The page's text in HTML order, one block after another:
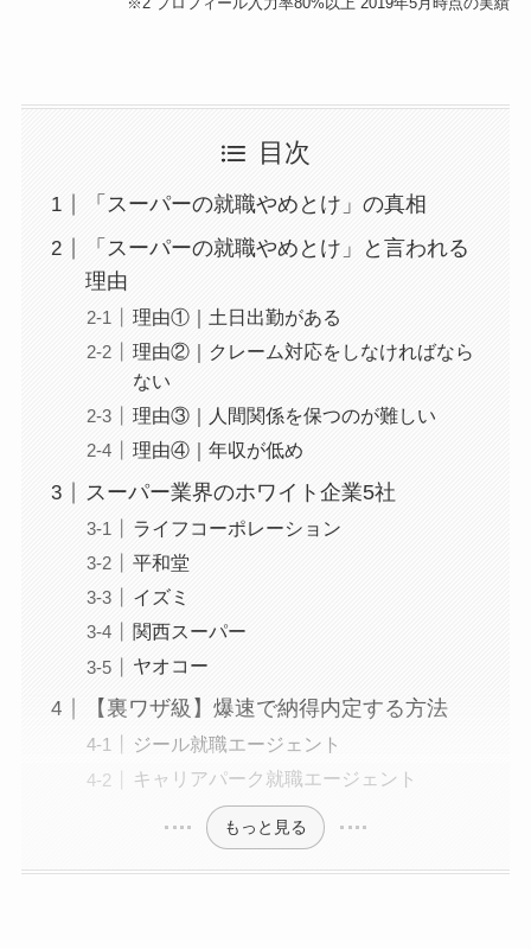
目次
「スーパーの就職やめとけ」の真相
「スーパーの就職やめとけ」と言われる
理由
理由①｜土日出勤がある
理由②｜クレーム対応をしなければなら
ない
理由③｜人間関係を保つのが難しい
理由④｜年収が低め
スーパー業界のホワイト企業5社
ライフコーポレーション
平和堂
イズミ
関西スーパー
ヤオコー
【裏ワザ級】爆速で納得内定する方法
ジール就職エージェント
キャリアパーク就職エージェント
もっと見る